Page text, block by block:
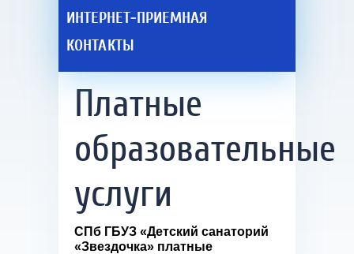
ИНТЕРНЕТ-ПРИЕМНАЯ
КОНТАКТЫ
Платные
образовательные
услуги
СПб ГБУЗ «Детский санаторий
«Звездочка» платные